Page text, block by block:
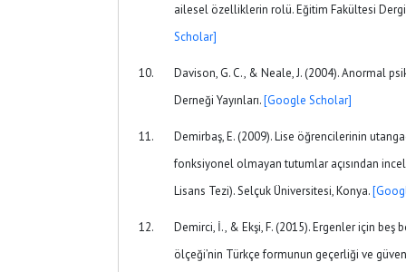
ailesel özelliklerin rolü. Eğitim Fakültesi
Scholar]
Davison, G. C., & Neale, J. (2004). Anormal
Derneği Yayınları.[Google Scholar]
Demirbaş, E. (2009). Lise öğrencilerinin
fonksiyonel olmayan tutumlar açısından
Lisans Tezi). Selçuk Üniversitesi, Konya.
Demirci, İ., & Ekşi, F. (2015). Ergenler için beş
ölçeği’nin Türkçe formunun geçerliği ve